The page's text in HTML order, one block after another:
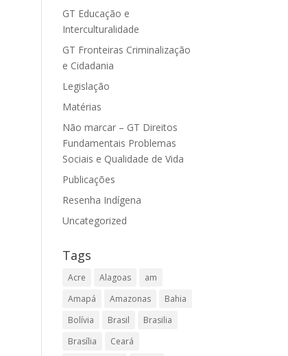
GT Educação e
Interculturalidade
GT Fronteiras Criminalização
e Cidadania
Legislação
Matérias
Não marcar – GT Direitos
Fundamentais Problemas
Sociais e Qualidade de Vida
Publicações
Resenha Indígena
Uncategorized
Tags
Acre Alagoas
am
Amapá
Amazonas
Bahia
Bolívia
Brasil
Brasilia
Brasília
Ceará